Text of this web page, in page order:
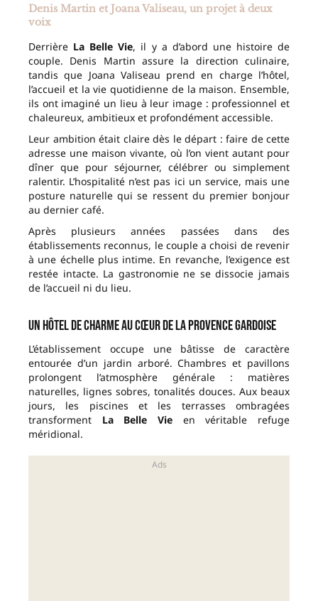
Denis Martin et Joana Valiseau, un projet à deux
voix
Derrière La Belle Vie, il y a d’abord une histoire de
couple. Denis Martin assure la direction culinaire,
tandis que Joana Valiseau prend en charge l’hôtel,
l’accueil et la vie quotidienne de la maison. Ensemble,
ils ont imaginé un lieu à leur image : professionnel et
chaleureux, ambitieux et profondément accessible.
Leur ambition était claire dès le départ : faire de cette
adresse une maison vivante, où l’on vient autant pour
dîner que pour séjourner, célébrer ou simplement
ralentir. L’hospitalité n’est pas ici un service, mais une
posture naturelle qui se ressent du premier bonjour
au dernier café.
Après plusieurs années passées dans des
établissements reconnus, le couple a choisi de revenir
à une échelle plus intime. En revanche, l’exigence est
restée intacte. La gastronomie ne se dissocie jamais
de l’accueil ni du lieu.
Un hôtel de charme au cœur de la Provence gardoise
L’établissement occupe une bâtisse de caractère
entourée d’un jardin arboré. Chambres et pavillons
prolongent l’atmosphère générale : matières
naturelles, lignes sobres, tonalités douces. Aux beaux
jours, les piscines et les terrasses ombragées
transforment La Belle Vie en véritable refuge
méridional.